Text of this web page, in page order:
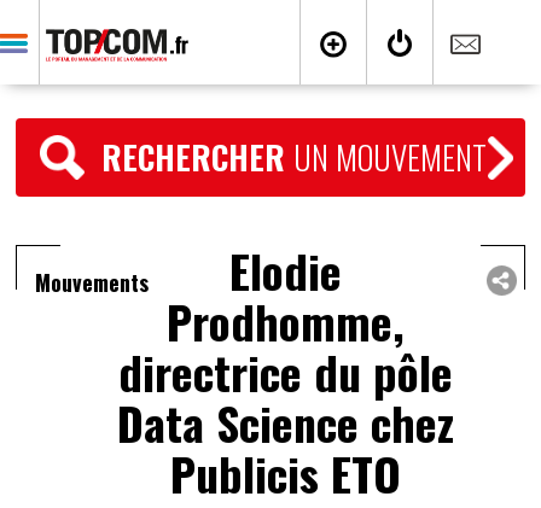
RECHERCHER UN MOUVEMENT
Mouvements Elodie
Prodhomme,
directrice du pôle
Data Science chez
Publicis ETO